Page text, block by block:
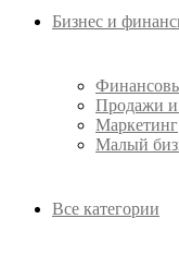
Бизнес и
Продажи и
Маркетинг
Малый
Все категории